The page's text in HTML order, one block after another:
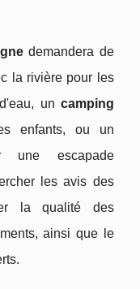
demandera de
la rivière pour les
un camping
enfants, ou un
une escapade
les avis des
la qualité des
ainsi que le